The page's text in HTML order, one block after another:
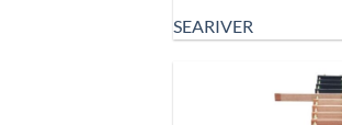
SEARIVER